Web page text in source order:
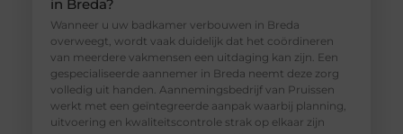
in Breda?
Wanneer u uw badkamer verbouwen in Breda
overweegt, wordt vaak duidelijk dat het coördineren
van meerdere vakmensen een uitdaging kan zijn. Een
gespecialiseerde aannemer in Breda neemt deze zorg
volledig uit handen. Aannemingsbedrijf van Pruissen
werkt met een geïntegreerde aanpak waarbij planning,
uitvoering en kwaliteitscontrole strak op elkaar zijn